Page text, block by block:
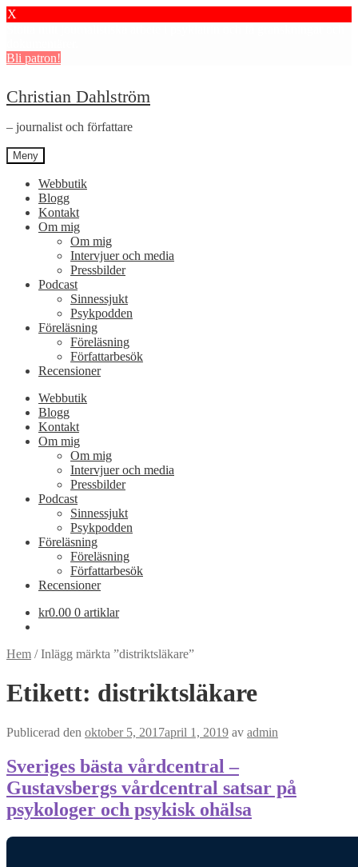
X
Bli patron!
Hoppa
till
navigering
Hoppa
till
innehåll
Christian Dahlström
– journalist och författare
Meny
Webbutik
Blogg
Kontakt
Om mig
Om mig
Intervjuer och media
Pressbilder
Podcast
Sinnessjukt
Psykpodden
Föreläsning
Föreläsning
Författarbesök
Recensioner
Webbutik
Blogg
Kontakt
Om mig
Om mig
Intervjuer och media
Pressbilder
Podcast
Sinnessjukt
Psykpodden
Föreläsning
Föreläsning
Författarbesök
Recensioner
kr0.00 0 artiklar
Hem /Inlägg märkta ”distriktsläkare”
Etikett: distriktsläkare
Publicerad den oktober 5, 2017april 1, 2019 av admin
Sveriges bästa vårdcentral –
Gustavsbergs vårdcentral satsar på
psykologer och psykisk ohälsa